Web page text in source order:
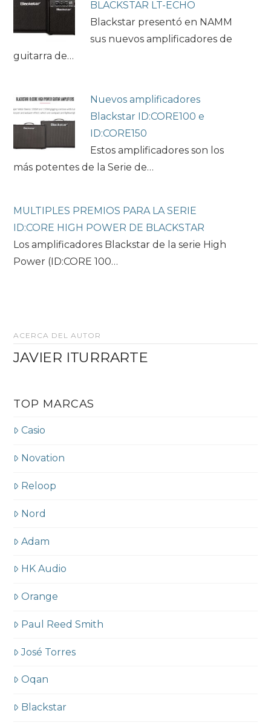
BLACKSTAR LT-ECHO
Blackstar presentó en NAMM
sus nuevos amplificadores de
guitarra de…
Nuevos amplificadores
Blackstar ID:CORE100 e
ID:CORE150
Estos amplificadores son los
más potentes de la Serie de…
MULTIPLES PREMIOS PARA LA SERIE
ID:CORE HIGH POWER DE BLACKSTAR
Los amplificadores Blackstar de la serie High
Power (ID:CORE 100…
ACERCA DEL AUTOR
JAVIER ITURRARTE
TOP MARCAS
Casio
Novation
Reloop
Nord
Adam
HK Audio
Orange
Paul Reed Smith
José Torres
Oqan
Blackstar